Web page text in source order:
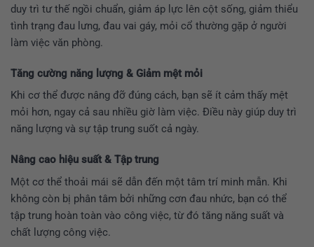
duy trì tư thế ngồi chuẩn, giảm áp lực lên cột sống, giảm thiểu
tình trạng đau lưng, đau vai gáy, mỏi cổ thường gặp ở người
làm việc văn phòng.
Tăng cường năng lượng & Giảm mệt mỏi
Khi cơ thể được nâng đỡ đúng cách, bạn sẽ ít cảm thấy mệt
mỏi hơn, ngay cả sau nhiều giờ làm việc. Điều này giúp duy trì
năng lượng và sự tập trung suốt cả ngày.
Nâng cao hiệu suất & Tập trung
Một cơ thể thoải mái sẽ dẫn đến một tâm trí minh mẫn. Khi
không còn bị phân tâm bởi những cơn đau nhức, bạn có thể
tập trung hoàn toàn vào công việc, từ đó tăng năng suất và
chất lượng công việc.